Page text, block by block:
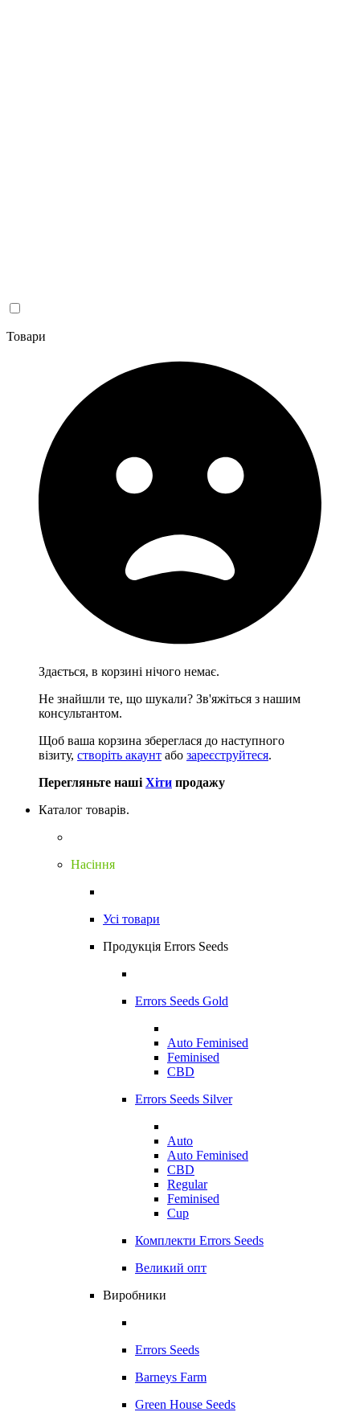
Товари
Здається, в корзині нічого немає.
Не знайшли те, що шукали? Зв'яжіться з нашим
консультантом.
Щоб ваша корзина збереглася до наступного
візиту, створіть акаунт або зареєструйтеся.
Перегляньте наші Хіти продажу
Каталог товарів.
Насіння
Усі товари
Продукція Errors Seeds
Errors Seeds Gold
Auto Feminised
Feminised
CBD
Errors Seeds Silver
Auto
Auto Feminised
CBD
Regular
Feminised
Cup
Комплекти Errors Seeds
Великий опт
Виробники
Errors Seeds
Barneys Farm
Green House Seeds